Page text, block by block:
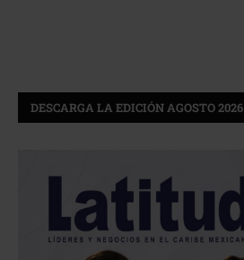
DESCARGA LA EDICIÓN AGOSTO 2026